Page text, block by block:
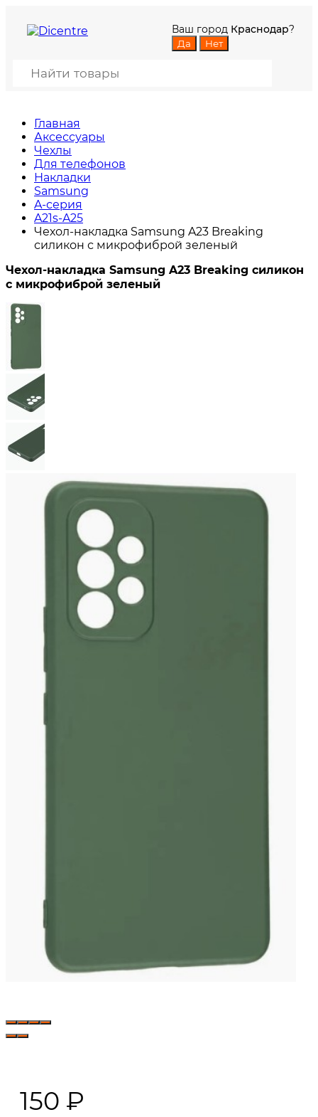
Ваш город Краснодар?
Главная
Аксессуары
Чехлы
Для телефонов
Накладки
Samsung
A-серия
A21s-A25
Чехол-накладка Samsung A23 Breaking
силикон с микрофиброй зеленый
Чехол-накладка Samsung A23 Breaking силикон
с микрофиброй зеленый
150 ₽